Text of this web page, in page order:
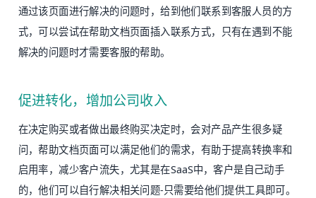
通过该页面进行解决的问题时，给到他们联系到客服人员的方
式，可以尝试在帮助文档页面插入联系方式，只有在遇到不能
解决的问题时才需要客服的帮助。
促进转化，增加公司收入
在决定购买或者做出最终购买决定时，会对产品产生很多疑
问，帮助文档页面可以满足他们的需求，有助于提高转换率和
启用率，减少客户流失，尤其是在SaaS中，客户是自己动手
的，他们可以自行解决相关问题-只需要给他们提供工具即可。